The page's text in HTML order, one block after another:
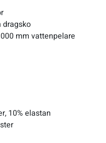
dragsko
mm vattenpelare
10% elastan